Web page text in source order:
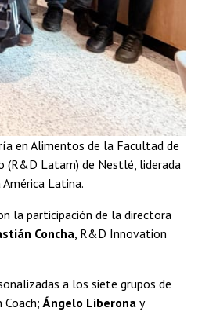
en Alimentos de la Facultad de
(R&D Latam) de Nestlé, liderada
Latina.
la participación de la directora
Concha , R&D Innovation
a los siete grupos de
Coach; Ángelo Liberona y